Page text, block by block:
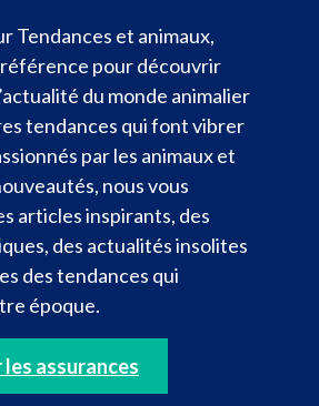
Tendances et animaux,
pour découvrir
du monde animalier
tendances qui font vibrer
par les animaux et
nous vous
articles inspirants, des
des actualités insolites
des tendances qui
époque.
les assurances